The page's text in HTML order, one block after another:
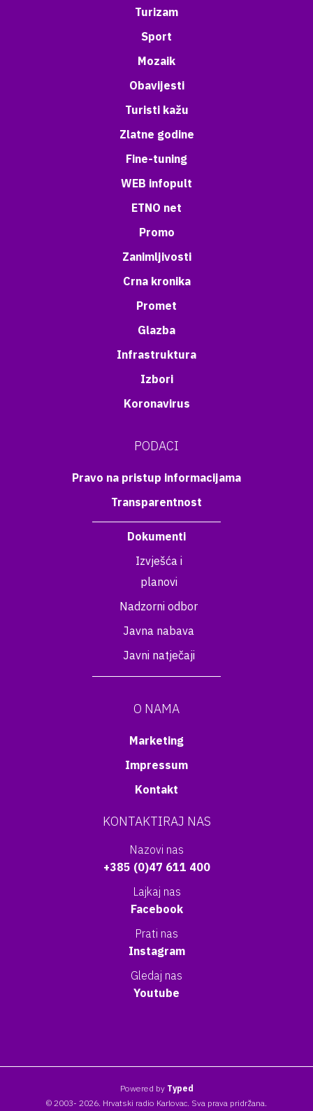
Turizam
Sport
Mozaik
Obavijesti
Turisti kažu
Zlatne godine
Fine-tuning
WEB infopult
ETNO net
Promo
Zanimljivosti
Crna kronika
Promet
Glazba
Infrastruktura
Izbori
Koronavirus
PODACI
Pravo na pristup informacijama
Transparentnost
Dokumenti
Izvješća i
planovi
Nadzorni odbor
Javna nabava
Javni natječaji
O NAMA
Marketing
Impressum
Kontakt
KONTAKTIRAJ NAS
Nazovi nas
+385 (0)47 611 400
Lajkaj nas
Facebook
Prati nas
Instagram
Gledaj nas
Youtube
Powered by Typed
© 2003- 2026. Hrvatski radio Karlovac. Sva prava pridržana.